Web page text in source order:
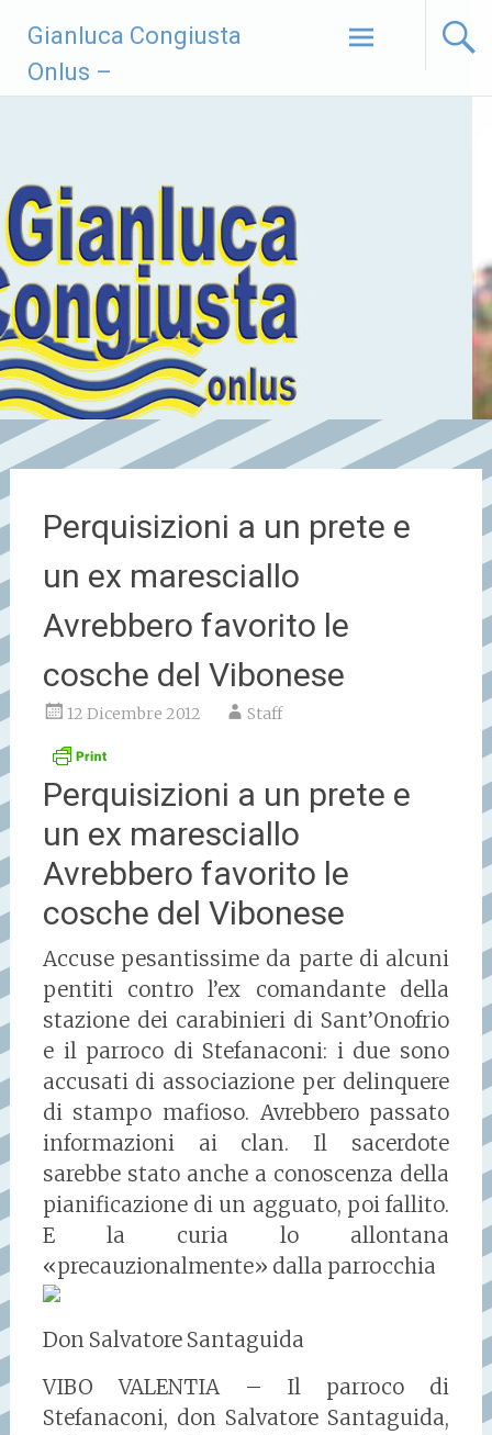
contenuto
Gianluca Congiusta
Onlus –
Perquisizioni a un prete e
un ex maresciallo
Avrebbero favorito le
cosche del Vibonese
12 Dicembre 2012 Staff
Perquisizioni a un prete e
un ex maresciallo
Avrebbero favorito le
cosche del Vibonese
Accuse pesantissime da parte di alcuni
pentiti contro l’ex comandante della
stazione dei carabinieri di Sant’Onofrio
e il parroco di Stefanaconi: i due sono
accusati di associazione per delinquere
di stampo mafioso. Avrebbero passato
informazioni ai clan. Il sacerdote
sarebbe stato anche a conoscenza della
pianificazione di un agguato, poi fallito.
E la curia lo allontana
«precauzionalmente» dalla parrocchia
Don Salvatore Santaguida
VIBO VALENTIA – Il parroco di
Stefanaconi, don Salvatore Santaguida,